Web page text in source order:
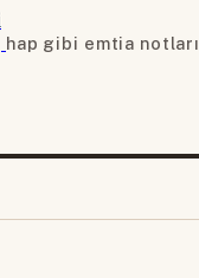
hap gibi emtia notları